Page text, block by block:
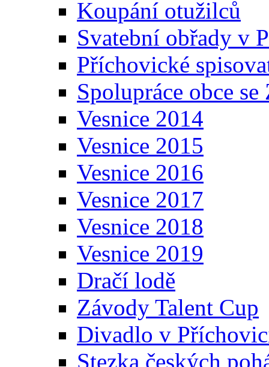
Koupání otužilců
Svatební obřady v
Příchovické
Spolupráce obce
Vesnice 2014
Vesnice 2015
Vesnice 2016
Vesnice 2017
Vesnice 2018
Vesnice 2019
Dračí lodě
Závody Talent Cup
Divadlo v
Stezka českých